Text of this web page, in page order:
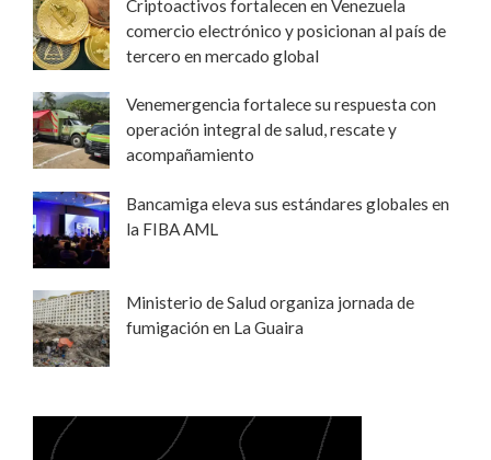
Criptoactivos fortalecen en Venezuela
comercio electrónico y posicionan al país de
tercero en mercado global
Venemergencia fortalece su respuesta con
operación integral de salud, rescate y
acompañamiento
Bancamiga eleva sus estándares globales en
la FIBA AML
Ministerio de Salud organiza jornada de
fumigación en La Guaira